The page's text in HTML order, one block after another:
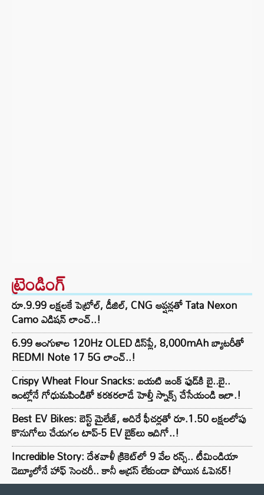
ట్రెండింగ్‌
రూ.9.99 లక్షలకే పెట్రోల్, డీజిల్, CNG ఆప్షన్లతో Tata Nexon
Camo ఎడిషన్ లాంచ్..!
6.99 అంగుళాల 120Hz OLED డిస్‌ప్లే, 8,000mAh బ్యాటరీతో
REDMI Note 17 5G లాంచ్..!
Crispy Wheat Flour Snacks: బయటి జంక్ ఫుడ్‌కి బై..బై..
ఇంట్లోనే గోధుమపిండితో కరకరలాడే హెల్తీ స్నాక్స్ చేసేయండి ఇలా.!
Best EV Bikes: బెస్ట్ మైలేజ్, అదిరే ఫీచర్లతో రూ.1.50 లక్షలలోపు
కొనుగోలు చేయగల టాప్-5 EV బైక్‌లు ఇదిగో..!
Incredible Story: దేశవాళీ క్రికెట్‌లో 9 వేల రన్స్.. టీమిండియా
డెబ్యూలోనే హాఫ్ సెంచరీ.. కానీ అడ్రస్ లేకుండా పోయిన ఓపెనర్!